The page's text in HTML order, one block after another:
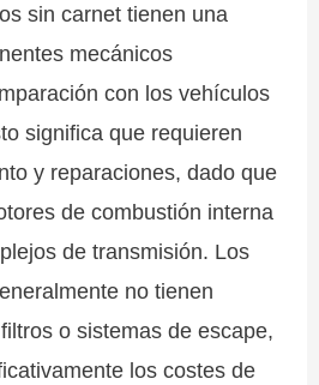
sin carnet tienen una
mecánicos
con los vehículos
significa que requieren
y reparaciones, dado que
de combustión interna
de transmisión. Los
no tienen
o sistemas de escape,
los costes de